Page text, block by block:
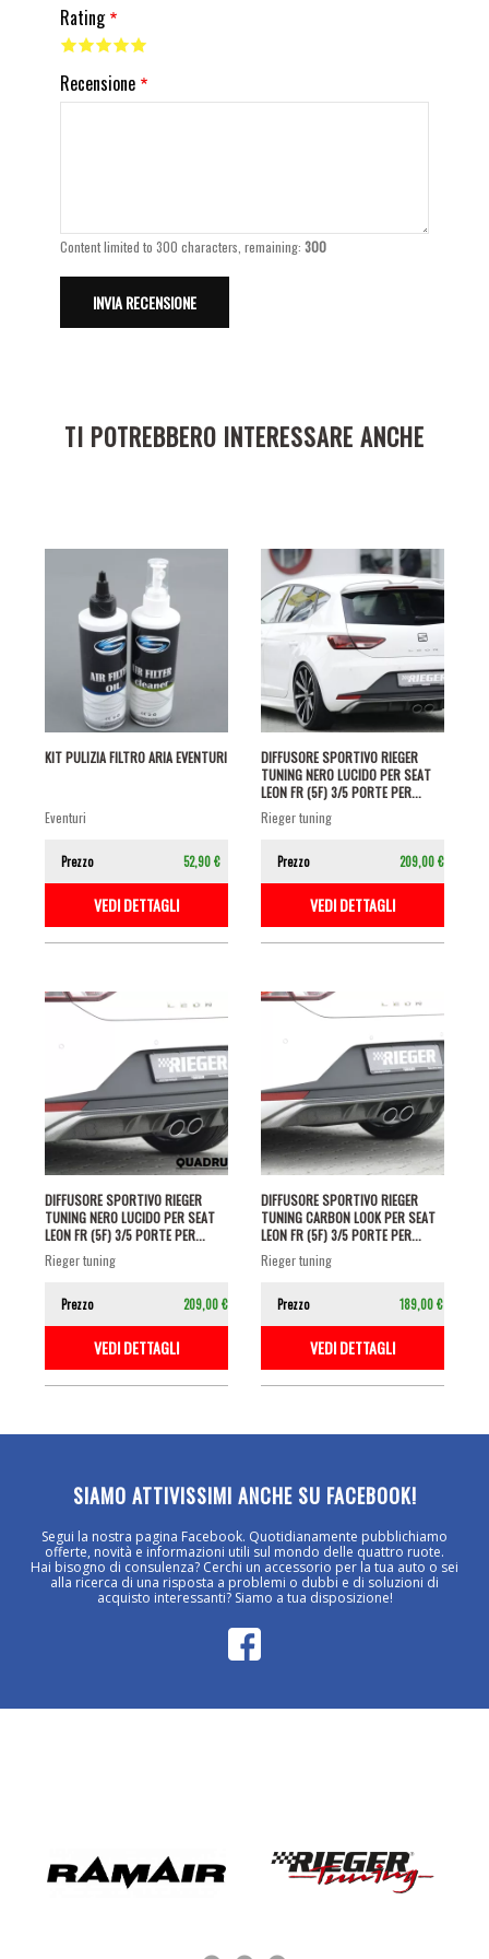
Rating
Recensione
Content limited to 300 characters, remaining:300
TI POTREBBERO INTERESSARE ANCHE
KIT PULIZIA FILTRO ARIA EVENTURI
eventuri
Prezzo 52,90 €
VEDI DETTAGLI
DIFFUSORE SPORTIVO RIEGER
TUNING NERO LUCIDO PER SEAT
LEON FR (5F) 3/5 PORTE PER...
rieger tuning
Prezzo 209,00 €
VEDI DETTAGLI
DIFFUSORE SPORTIVO RIEGER
TUNING NERO LUCIDO PER SEAT
LEON FR (5F) 3/5 PORTE PER...
rieger tuning
Prezzo 209,00 €
VEDI DETTAGLI
DIFFUSORE SPORTIVO RIEGER
TUNING CARBON LOOK PER SEAT
LEON FR (5F) 3/5 PORTE PER...
rieger tuning
Prezzo 189,00 €
VEDI DETTAGLI
SIAMO ATTIVISSIMI ANCHE SU FACEBOOK!
Segui la nostra pagina Facebook. Quotidianamente pubblichiamo
offerte, novità e informazioni utili sul mondo delle quattro ruote.
Hai bisogno di consulenza? Cerchi un accessorio per la tua auto o sei
alla ricerca di una risposta a problemi o dubbi e di soluzioni di
acquisto interessanti? Siamo a tua disposizione!